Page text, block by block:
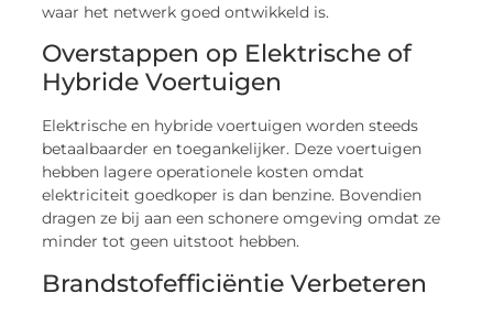
waar het netwerk goed ontwikkeld is.
Overstappen op Elektrische of
Hybride Voertuigen
Elektrische en hybride voertuigen worden steeds
betaalbaarder en toegankelijker. Deze voertuigen
hebben lagere operationele kosten omdat
elektriciteit goedkoper is dan benzine. Bovendien
dragen ze bij aan een schonere omgeving omdat ze
minder tot geen uitstoot hebben.
Brandstofefficiëntie Verbeteren